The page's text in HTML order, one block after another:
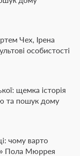
Чех, Ірена
особистості
щемка історія
та пошук дому
чому варто
Пола Мюррея